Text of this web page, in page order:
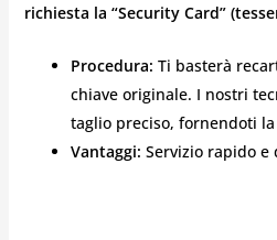
richiesta la “Security Card”
Procedura: Ti basterà
chiave originale. I nostri
taglio preciso, fornendoti
Vantaggi: Servizio rapido e